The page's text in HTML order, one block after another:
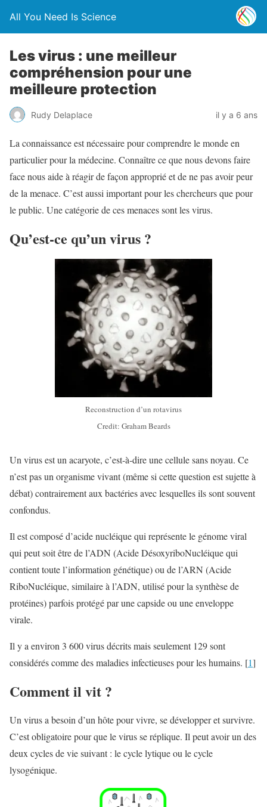
All You Need Is Science
Les virus : une meilleur
compréhension pour une
meilleure protection
Rudy Delaplace il y a 6 ans
La connaissance est nécessaire pour comprendre le monde en
particulier pour la médecine. Connaître ce que nous devons faire
face nous aide à réagir de façon approprié et de ne pas avoir peur
de la menace. C’est aussi important pour les chercheurs que pour
le public. Une catégorie de ces menaces sont les virus.
Qu’est-ce qu’un virus ?
Reconstruction d’un rotavirus
Credit: Graham Beards
Un virus est un acaryote, c’est-à-dire une cellule sans noyau. Ce
n’est pas un organisme vivant (même si cette question est sujette à
débat) contrairement aux bactéries avec lesquelles ils sont souvent
confondus.
Il est composé d’acide nucléique qui représente le génome viral
qui peut soit être de l’ADN (Acide DésoxyriboNucléique qui
contient toute l’information génétique) ou de l’ARN (Acide
RiboNucléique, similaire à l’ADN, utilisé pour la synthèse de
protéines) parfois protégé par une capside ou une enveloppe
virale.
Il y a environ 3 600 virus décrits mais seulement 129 sont
considérés comme des maladies infectieuses pour les humains. [1]
Comment il vit ?
Un virus a besoin d’un hôte pour vivre, se développer et survivre.
C’est obligatoire pour que le virus se réplique. Il peut avoir un des
deux cycles de vie suivant : le cycle lytique ou le cycle
lysogénique.